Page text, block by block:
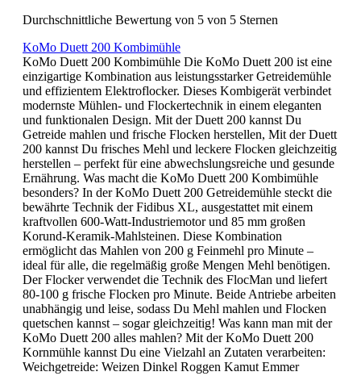
Durchschnittliche Bewertung von 5 von 5 Sternen
KoMo Duett 200 Kombimühle
KoMo Duett 200 Kombimühle Die KoMo Duett 200 ist eine
einzigartige Kombination aus leistungsstarker Getreidemühle
und effizientem Elektroflocker. Dieses Kombigerät verbindet
modernste Mühlen- und Flockertechnik in einem eleganten
und funktionalen Design. Mit der Duett 200 kannst Du
Getreide mahlen und frische Flocken herstellen, Mit der Duett
200 kannst Du frisches Mehl und leckere Flocken gleichzeitig
herstellen – perfekt für eine abwechslungsreiche und gesunde
Ernährung. Was macht die KoMo Duett 200 Kombimühle
besonders? In der KoMo Duett 200 Getreidemühle steckt die
bewährte Technik der Fidibus XL, ausgestattet mit einem
kraftvollen 600-Watt-Industriemotor und 85 mm großen
Korund-Keramik-Mahlsteinen. Diese Kombination
ermöglicht das Mahlen von 200 g Feinmehl pro Minute –
ideal für alle, die regelmäßig große Mengen Mehl benötigen.
Der Flocker verwendet die Technik des FlocMan und liefert
80-100 g frische Flocken pro Minute. Beide Antriebe arbeiten
unabhängig und leise, sodass Du Mehl mahlen und Flocken
quetschen kannst – sogar gleichzeitig! Was kann man mit der
KoMo Duett 200 alles mahlen? Mit der KoMo Duett 200
Kornmühle kannst Du eine Vielzahl an Zutaten verarbeiten:
Weichgetreide: Weizen Dinkel Roggen Kamut Emmer